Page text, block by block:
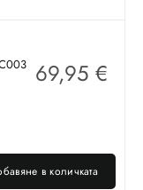
69,95 €
в количката